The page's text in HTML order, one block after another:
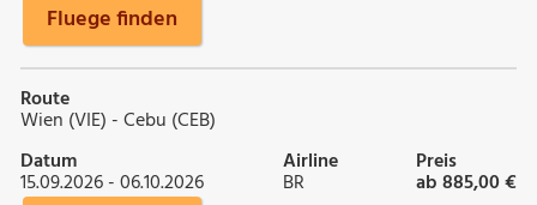
Fluege finden
Route
Wien (VIE) - Cebu (CEB)
Datum
15.09.2026 - 06.10.2026
Airline
BR
Preis
ab 885,00 €